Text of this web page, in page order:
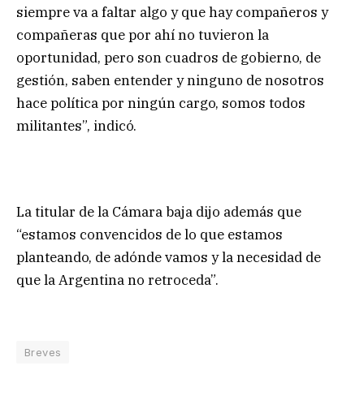
siempre va a faltar algo y que hay compañeros y
compañeras que por ahí no tuvieron la
oportunidad, pero son cuadros de gobierno, de
gestión, saben entender y ninguno de nosotros
hace política por ningún cargo, somos todos
militantes”, indicó.
La titular de la Cámara baja dijo además que
“estamos convencidos de lo que estamos
planteando, de adónde vamos y la necesidad de
que la Argentina no retroceda”.
Breves